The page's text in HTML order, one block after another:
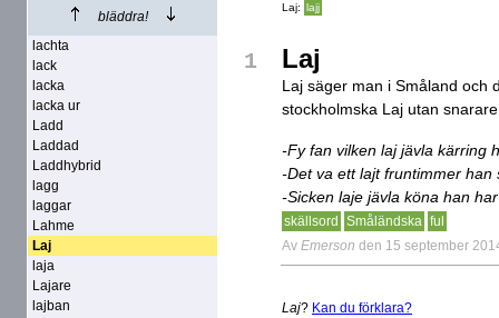
bläddra!
lachta
lack
lacka
lacka ur
Ladd
Laddad
Laddhybrid
lagg
laggar
Lahme
Laj
laja
Lajare
lajban
Laj: lajj
1 Laj
Laj säger man i Småland och
stockholmska Laj utan
-Fy fan vilken laj jävla kärring
-Det va ett lajt fruntimmer han
-Sicken laje jävla köna han
skällsord Småländska ful
Av Emerson den 15 september
Laj? Kan du förklara?